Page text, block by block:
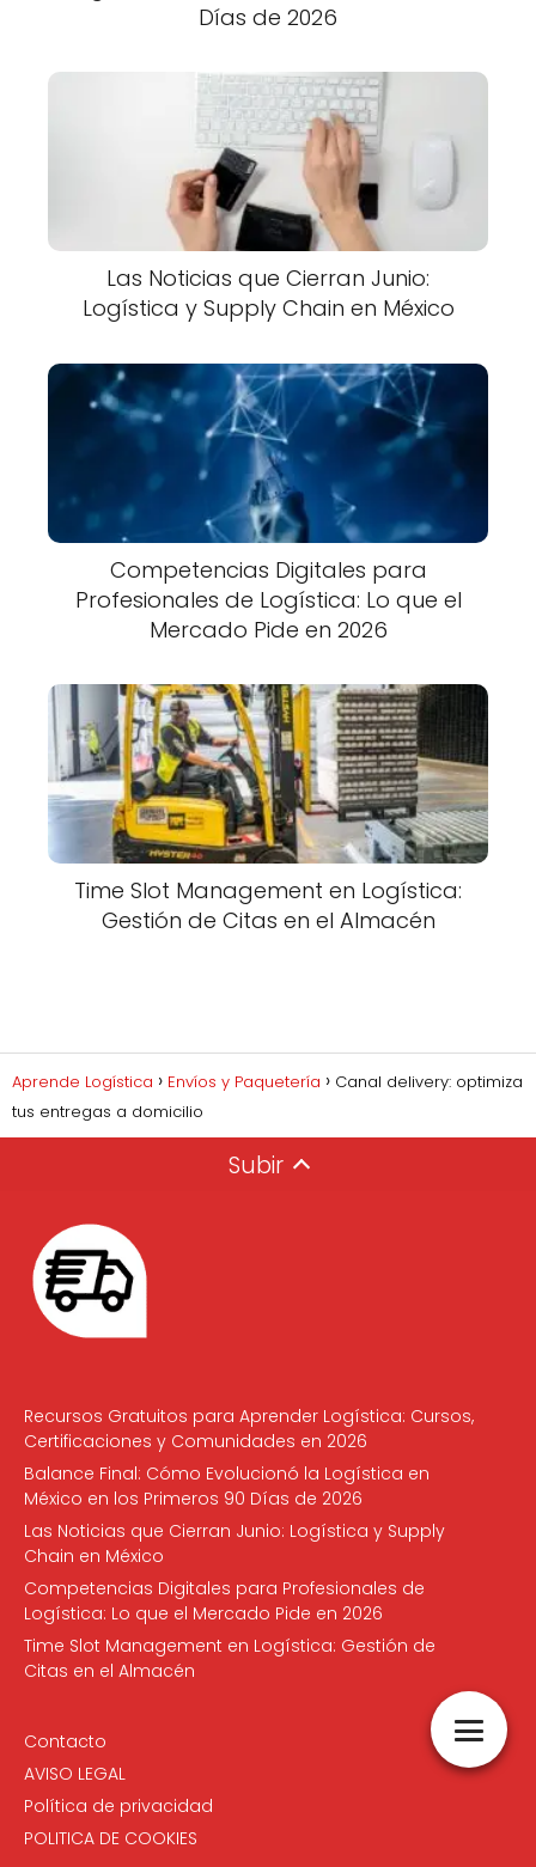
Días de 2026
Las Noticias que Cierran Junio:
Logística y Supply Chain en México
Competencias Digitales para
Profesionales de Logística: Lo que el
Mercado Pide en 2026
Time Slot Management en Logística:
Gestión de Citas en el Almacén
Aprende Logística Envíos y Paquetería
Canal delivery: optimiza
tus entregas a domicilio
Subir
Recursos Gratuitos para Aprender Logística: Cursos,
Certificaciones y Comunidades en 2026
Balance Final: Cómo Evolucionó la Logística en
México en los Primeros 90 Días de 2026
Las Noticias que Cierran Junio: Logística y Supply
Chain en México
Competencias Digitales para Profesionales de
Logística: Lo que el Mercado Pide en 2026
Time Slot Management en Logística: Gestión de
Citas en el Almacén
Contacto
AVISO LEGAL
Política de privacidad
POLITICA DE COOKIES